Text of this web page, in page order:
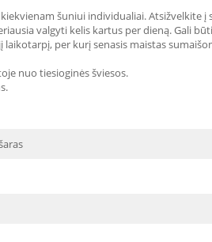
šuniui individualiai. Atsižvelkite
valgyti kelis kartus per dieną. Gali
per kurį senasis maistas
nuo tiesioginės šviesos.